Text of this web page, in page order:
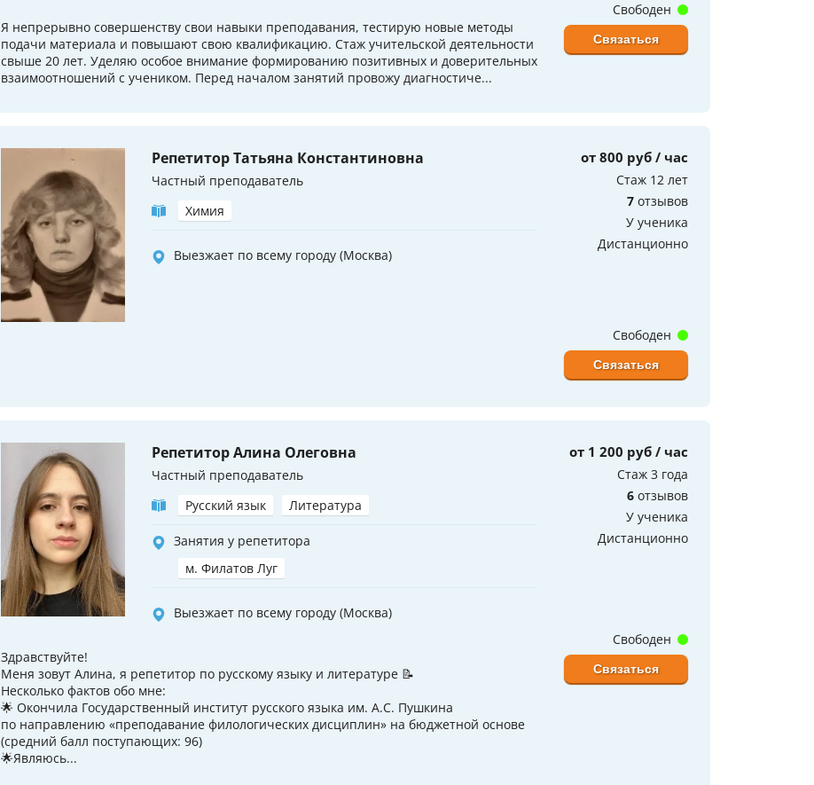
Я непрерывно совершенству свои навыки преподавания, тестирую новые методы
подачи материала и повышают свою квалификацию. Стаж учительской деятельности
свыше 20 лет. Уделяю особое внимание формированию позитивных и доверительных
взаимоотношений с учеником. Перед началом занятий провожу диагностиче...
Свободен
Связаться
Репетитор Татьяна Константиновна
Частный преподаватель
Химия
Выезжает по всему городу (Москва)
от 800 руб / час
Стаж 12 лет
7 отзывов
У ученика
Дистанционно
Свободен
Связаться
Репетитор Алина Олеговна
Частный преподаватель
Русский язык
Литература
Занятия у репетитора
м. Филатов Луг
Выезжает по всему городу (Москва)
от 1 200 руб / час
Стаж 3 года
6 отзывов
У ученика
Дистанционно
Здравствуйте!
Меня зовут Алина, я репетитор по русскому языку и литературе 📝
Несколько фактов обо мне:
🌟 Окончила Государственный институт русского языка им. А.С. Пушкина
по направлению «преподавание филологических дисциплин» на бюджетной основе
(средний балл поступающих: 96)
🌟Являюсь...
Свободен
Связаться